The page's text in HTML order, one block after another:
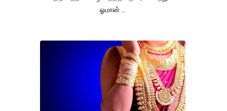
ஓமான் ...